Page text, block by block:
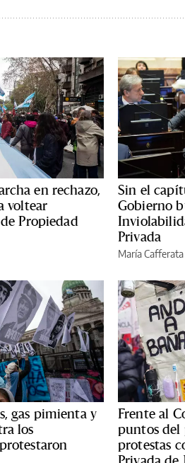
en rechazo,
voltear
Propiedad
Sin el
Gobierno
Privada
María Cafferata
gas pimienta y
los
Frente al
puntos del
protestas